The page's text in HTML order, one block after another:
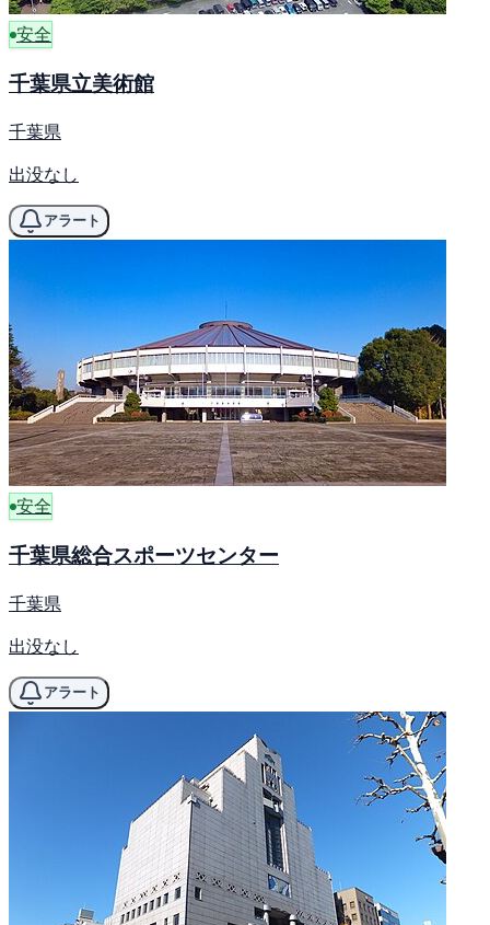
安全
千葉県立美術館
千葉県
出没なし
アラート
安全
千葉県総合スポーツセンター
千葉県
出没なし
アラート